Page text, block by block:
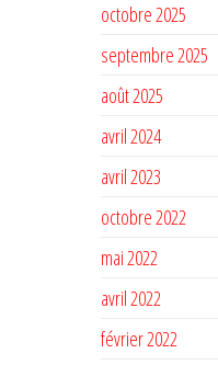
octobre 2025
septembre 2025
août 2025
avril 2024
avril 2023
octobre 2022
mai 2022
avril 2022
février 2022